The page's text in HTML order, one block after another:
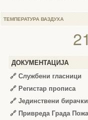
ТЕМПЕРАТУРА ВАЗДУХА
ДОКУМЕНТАЦИЈА
🔗 Службени гласници
🔗 Регистар прописа
🔗 Јединствени
🔗 Привреда Града